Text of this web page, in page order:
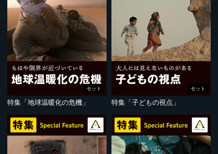
セット
特集「地球温暖化の危機」
セット
特集「子どもの視点」